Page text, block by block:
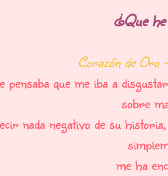
¿Que
Corazón de
que me iba a
sobre
nada negativo de su
me ha